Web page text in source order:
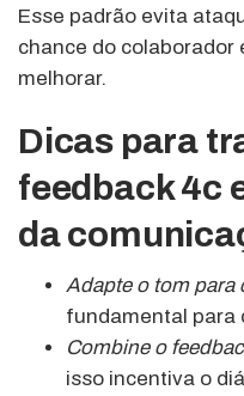
Esse padrão evita
chance do colaborador
melhorar.
Dicas para
feedback 4c
da
Adapte o tom para
fundamental para
Combine o
isso incentiva o